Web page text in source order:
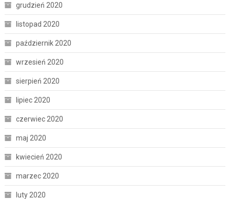
grudzień 2020
listopad 2020
październik 2020
wrzesień 2020
sierpień 2020
lipiec 2020
czerwiec 2020
maj 2020
kwiecień 2020
marzec 2020
luty 2020